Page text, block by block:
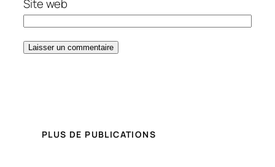
Site web
PLUS DE PUBLICATIONS